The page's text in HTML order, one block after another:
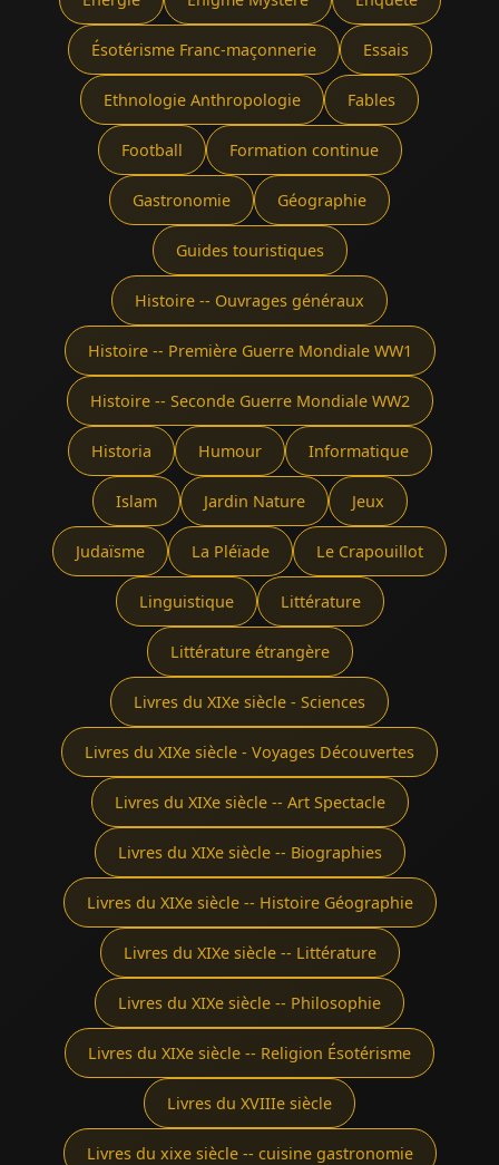
Ésotérisme Franc-maçonnerie Essais
Ethnologie Anthropologie Fables
Football Formation continue
Gastronomie Géographie
Guides touristiques
Histoire -- Ouvrages généraux
Histoire -- Première Guerre Mondiale WW1
Histoire -- Seconde Guerre Mondiale WW2
Historia Humour Informatique
Islam Jardin Nature Jeux
Judaïsme La Pléïade Le Crapouillot
Linguistique Littérature
Littérature étrangère
Livres du XIXe siècle - Sciences
Livres du XIXe siècle - Voyages Découvertes
Livres du XIXe siècle -- Art Spectacle
Livres du XIXe siècle -- Biographies
Livres du XIXe siècle -- Histoire Géographie
Livres du XIXe siècle -- Littérature
Livres du XIXe siècle -- Philosophie
Livres du XIXe siècle -- Religion Ésotérisme
Livres du XVIIIe siècle
Livres du xixe siècle -- cuisine gastronomie